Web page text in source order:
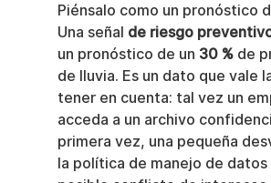
Piénsalo como un pronóstico
Una señal de riesgo
un pronóstico de un 30 % de
de lluvia. Es un dato que vale
tener en cuenta: tal vez un
acceda a un archivo
primera vez, una pequeña
la política de manejo de datos